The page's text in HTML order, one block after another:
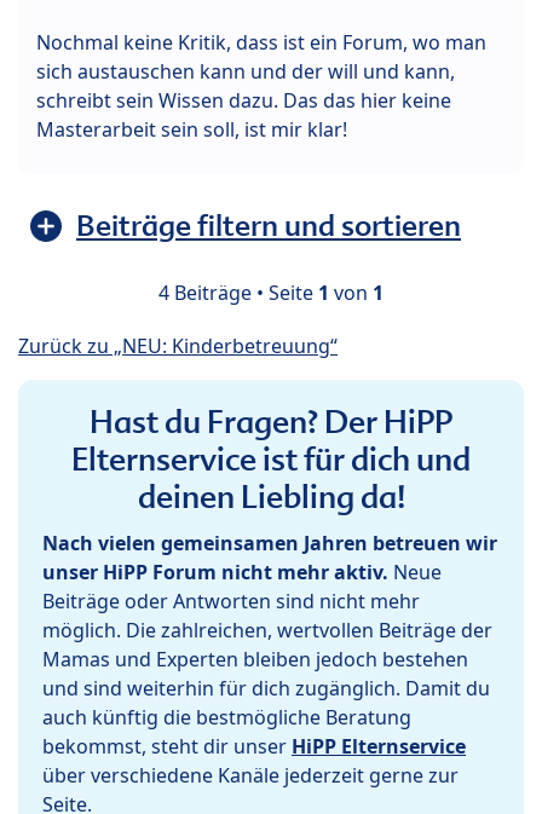
Nochmal keine Kritik, dass ist ein Forum, wo man
sich austauschen kann und der will und kann,
schreibt sein Wissen dazu. Das das hier keine
Masterarbeit sein soll, ist mir klar!
Beiträge filtern und sortieren
4 Beiträge • Seite 1 von 1
Zurück zu „NEU: Kinderbetreuung“
Hast du Fragen? Der HiPP
Elternservice ist für dich und
deinen Liebling da!
Nach vielen gemeinsamen Jahren betreuen wir
unser HiPP Forum nicht mehr aktiv. Neue
Beiträge oder Antworten sind nicht mehr
möglich. Die zahlreichen, wertvollen Beiträge der
Mamas und Experten bleiben jedoch bestehen
und sind weiterhin für dich zugänglich. Damit du
auch künftig die bestmögliche Beratung
bekommst, steht dir unser HiPP Elternservice
über verschiedene Kanäle jederzeit gerne zur
Seite.